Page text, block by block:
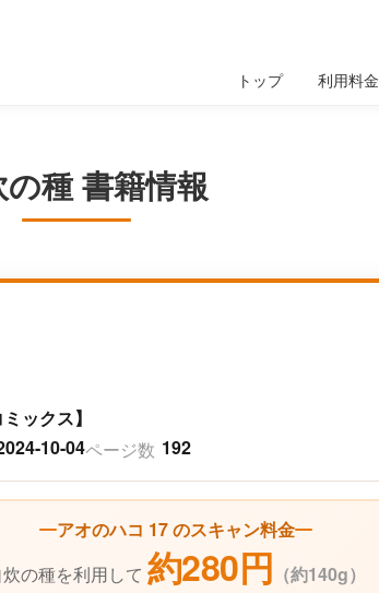
トップ 利用料金
の種 書籍情報
ックス】
10-04ページ数 192
アオのハコ 17 のスキャン料金
炊の種を利用して約280円 （約140g）